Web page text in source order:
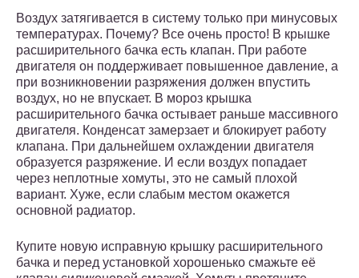
Воздух затягивается в систему только при минусовых
температурах. Почему? Все очень просто! В крышке
расширительного бачка есть клапан. При работе
двигателя он поддерживает повышенное давление, а
при возникновении разряжения должен впустить
воздух, но не впускает. В мороз крышка
расширительного бачка остывает раньше массивного
двигателя. Конденсат замерзает и блокирует работу
клапана. При дальнейшем охлаждении двигателя
образуется разряжение. И если воздух попадает
через неплотные хомуты, это не самый плохой
вариант. Хуже, если слабым местом окажется
основной радиатор.
Купите новую исправную крышку расширительного
бачка и перед установкой хорошенько смажьте её